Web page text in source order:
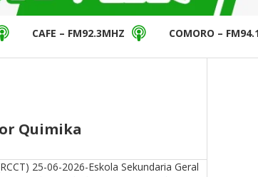
CAFE – FM92.3MHZ COMORO –
Quimika
25-06-2026-Eskola Sekundaria Geral